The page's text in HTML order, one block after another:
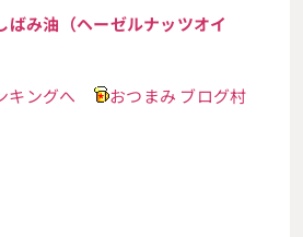
ばみ油（ヘーゼルナッツオイ
キングへ
おつまみ ブログ村